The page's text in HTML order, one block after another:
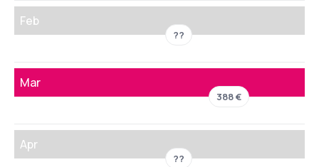
Feb
??
Mar
388 €
Apr
??